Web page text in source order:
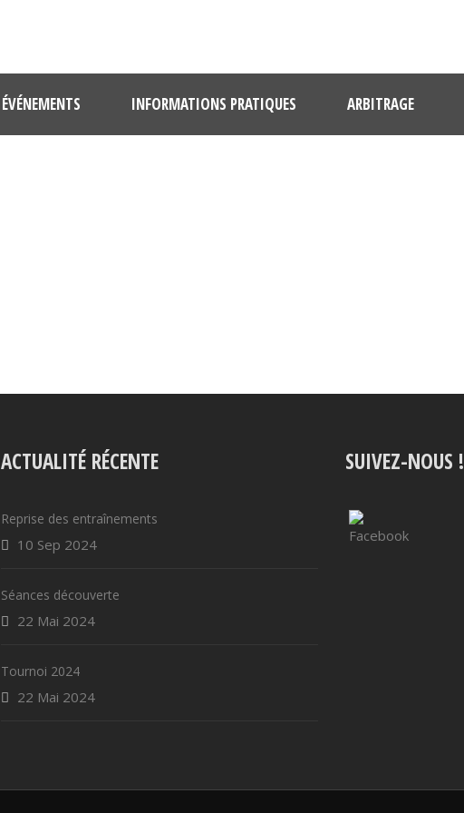
ÉVÉNEMENTS INFORMATIONS PRATIQUES ARBITRAGE
ACTUALITÉ RÉCENTE
Reprise des entraînements
10 Sep 2024
Séances découverte
22 Mai 2024
Tournoi 2024
22 Mai 2024
SUIVEZ-NOUS !